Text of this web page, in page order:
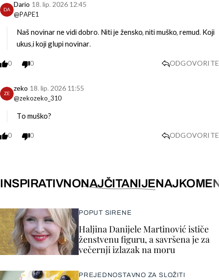
DA
Dario
@PAPE1
18. lip. 2026 12:45
Naš novinar ne vidi dobro. Niti je žensko, niti muško, remud. Koji
ukus,i koji glupi novinar.
0 0 ODGOVORITE
ZE
zeko
@zekozeko_310
18. lip. 2026 11:55
To muško?
0 0 ODGOVORITE
INSPIRATIVNONAJČITANIJE
POPUT SIRENE
Haljina Danijele Martinović ističe
ženstvenu figuru, a savršena je za
večernji izlazak na moru
PREJEDNOSTAVNO ZA SLOŽITI